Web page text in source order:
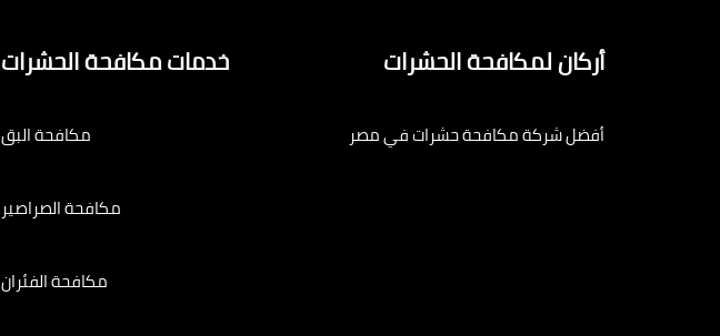
أركان لمكافحة الحشرات
أفضل شركة مكافحة حشرات في مصر
خدمات مكافحة الحشرات
مكافحة البق
مكافحة الصراصير
مكافحة الفئران